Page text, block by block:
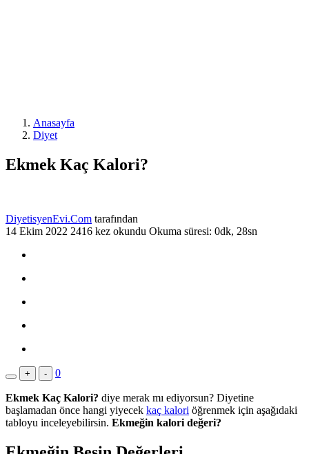
Anasayfa
Diyet
Ekmek Kaç Kalori?
DiyetisyenEvi.Com tarafından
14 Ekim 2022 2416 kez okundu Okuma süresi: 0dk, 28sn
+ - 0
Ekmek Kaç Kalori? diye merak mı ediyorsun? Diyetine
başlamadan önce hangi yiyecek kaç kalori öğrenmek için aşağıdaki
tabloyu inceleyebilirsin. Ekmeğin kalori değeri?